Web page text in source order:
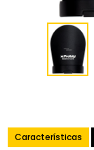
Características